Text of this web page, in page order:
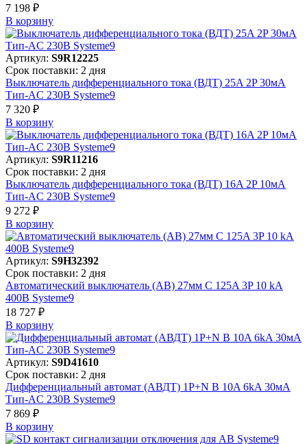
7 198 ₽
В корзинy
Артикул: S9R12225
Срок поставки: 2 дня
Выключатель дифференциального тока (ВДТ) 25A 2P 30мА
Тип-AC 230В Systeme9
7 320 ₽
В корзинy
Артикул: S9R11216
Срок поставки: 2 дня
Выключатель дифференциального тока (ВДТ) 16A 2P 10мА
Тип-AC 230В Systeme9
9 272 ₽
В корзинy
Артикул: S9H32392
Срок поставки: 2 дня
Автоматический выключатель (АВ) 27мм C 125A 3P 10 kA
400В Systeme9
18 727 ₽
В корзинy
Артикул: S9D41610
Срок поставки: 2 дня
Дифференциальный автомат (АВДТ) 1P+N B 10A 6kA 30мА
Тип-AC 230В Systeme9
7 869 ₽
В корзинy